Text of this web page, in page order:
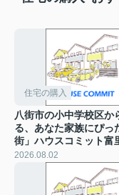
住宅の購入
八街市の小中学校区か
る、あなた家族にぴっ
街」ハウスコミット富
2026.08.02